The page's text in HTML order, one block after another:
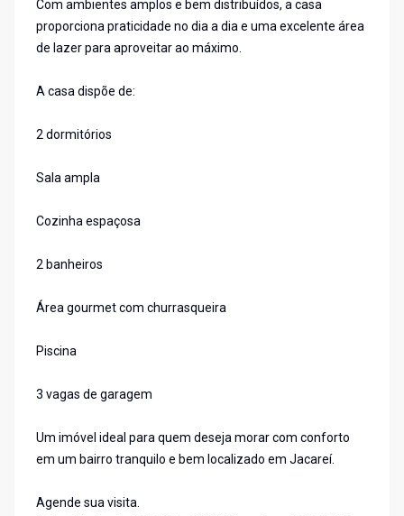
Com ambientes amplos e bem distribuídos, a casa
proporciona praticidade no dia a dia e uma excelente área
de lazer para aproveitar ao máximo.
A casa dispõe de:
2 dormitórios
Sala ampla
Cozinha espaçosa
2 banheiros
Área gourmet com churrasqueira
Piscina
3 vagas de garagem
Um imóvel ideal para quem deseja morar com conforto
em um bairro tranquilo e bem localizado em Jacareí.
Agende sua visita.